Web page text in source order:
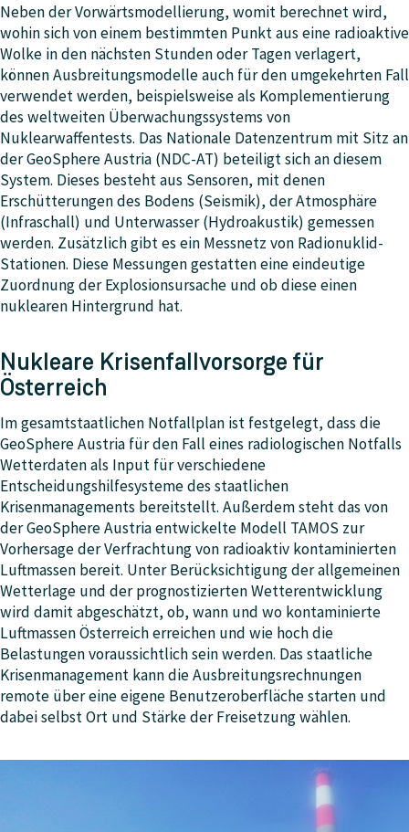
Neben der Vorwärtsmodellierung, womit berechnet wird,
wohin sich von einem bestimmten Punkt aus eine radioaktive
Wolke in den nächsten Stunden oder Tagen verlagert,
können Ausbreitungsmodelle auch für den umgekehrten Fall
verwendet werden, beispielsweise als Komplementierung
des weltweiten Überwachungssystems von
Nuklearwaffentests. Das Nationale Datenzentrum mit Sitz an
der GeoSphere Austria (NDC-AT) beteiligt sich an diesem
System. Dieses besteht aus Sensoren, mit denen
Erschütterungen des Bodens (Seismik), der Atmosphäre
(Infraschall) und Unterwasser (Hydroakustik) gemessen
werden. Zusätzlich gibt es ein Messnetz von Radionuklid-
Stationen. Diese Messungen gestatten eine eindeutige
Zuordnung der Explosionsursache und ob diese einen
nuklearen Hintergrund hat.
Nukleare Krisenfallvorsorge für
Österreich
Im gesamtstaatlichen Notfallplan ist festgelegt, dass die
GeoSphere Austria für den Fall eines radiologischen Notfalls
Wetterdaten als Input für verschiedene
Entscheidungshilfesysteme des staatlichen
Krisenmanagements bereitstellt. Außerdem steht das von
der GeoSphere Austria entwickelte Modell TAMOS zur
Vorhersage der Verfrachtung von radioaktiv kontaminierten
Luftmassen bereit. Unter Berücksichtigung der allgemeinen
Wetterlage und der prognostizierten Wetterentwicklung
wird damit abgeschätzt, ob, wann und wo kontaminierte
Luftmassen Österreich erreichen und wie hoch die
Belastungen voraussichtlich sein werden. Das staatliche
Krisenmanagement kann die Ausbreitungsrechnungen
remote über eine eigene Benutzeroberfläche starten und
dabei selbst Ort und Stärke der Freisetzung wählen.